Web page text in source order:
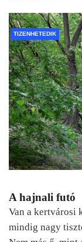
TIZENHETEDIK
A hajnali futó
Van a kertvárosi
mindig nagy